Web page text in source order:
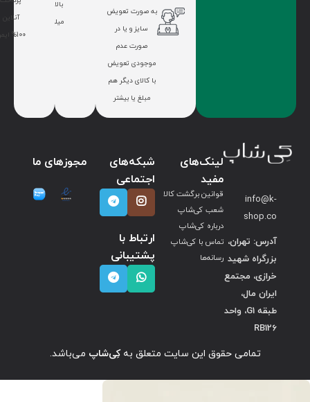
به صورت تعویض
سایز و یا در
صورت عدم
موجودی تعویض
با کالای دیگر هم
مبلغ یا بیشتر
میلیون
آنلاین
100% ایمن
info@k-
shop.co
آدرس: تهران،
بزرگراه شهید
خرازی، مجتمع
ایران مال،
طبقه G1، واحد
RB126
لینک‌های
مفید
قوانین برگشت کالا
شعب کی‌شاپ
درباره کی‌شاپ
تماس با کی‌شاپ
رسانه‌ها
شبکه‌های
اجتماعی
ارتباط با
پشتیبانی
مجوزهای ما
تمامی حقوق این سایت متعلق بهکِی‌شاپ می‌باشد.